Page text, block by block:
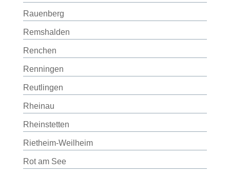
Rauenberg
Remshalden
Renchen
Renningen
Reutlingen
Rheinau
Rheinstetten
Rietheim-Weilheim
Rot am See